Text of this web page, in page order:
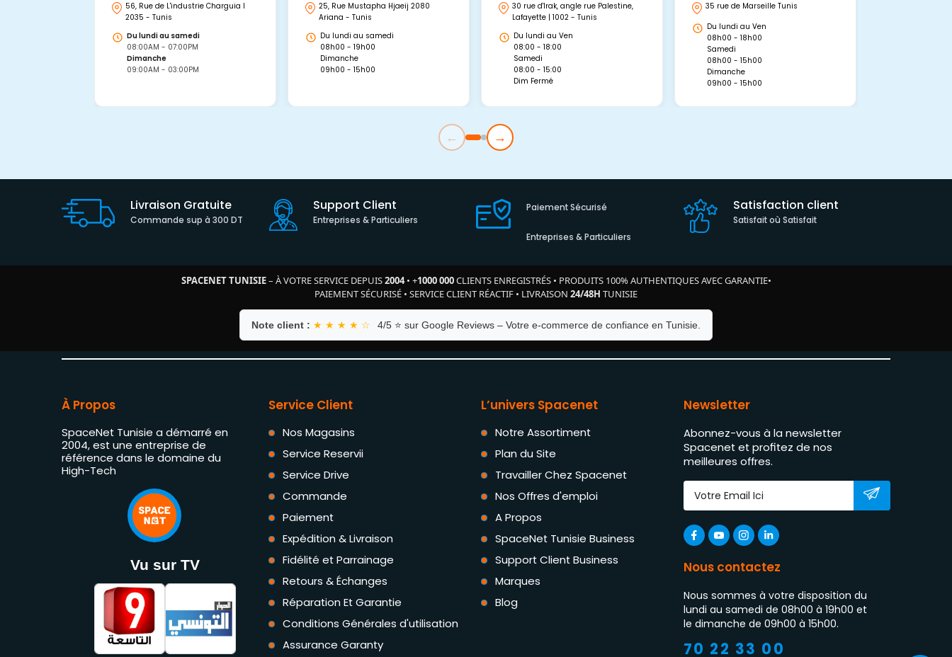
56, Rue de L'industrie Charguia I
2035 - Tunis
Du lundi au samedi
08:00AM - 07:00PM
Dimanche
09:00AM - 03:00PM
25, Rue Mustapha Hjaeij 2080
Ariana - Tunis
Du lundi au samedi
08h00 - 19h00
Dimanche
09h00 - 15h00
30 rue d'Irak, angle rue Palestine,
Lafayette | 1002 - Tunis
Du lundi au Ven
08:00 - 18:00
Samedi
08:00 - 15:00
Dim Fermé
35 rue de Marseille Tunis
Du lundi au Ven
08h00 - 18h00
Samedi
08h00 - 15h00
Dimanche
09h00 - 15h00
← →
Livraison Gratuite
Commande sup à 300 DT
Support Client
Entreprises & Particuliers
Paiement Sécurisé
Entreprises & Particuliers
Satisfaction client
Satisfait où Satisfait
SPACENET TUNISIE– À VOTRE SERVICE DEPUIS2004• +1000 000CLIENTS ENREGISTRÉS• PRODUITS 100% AUTHENTIQUES AVEC GARANTIE•
PAIEMENT SÉCURISÉ • SERVICE CLIENT RÉACTIF • LIVRAISON 24/48H TUNISIE
Note client : ★ ★ ★ ★ ☆ 4/5 ⭐ sur Google Reviews – Votre e-commerce de confiance en Tunisie.
À Propos
SpaceNet Tunisie a démarré en
2004, est une entreprise de
référence dans le domaine du
High-Tech
Vu sur TV
Service Client
Nos Magasins
Service Reservii
Service Drive
Commande
Paiement
Expédition & Livraison
Fidélité et Parrainage
Retours & Échanges
Réparation Et Garantie
Conditions Générales d'utilisation
Assurance Garanty
L’univers Spacenet
Notre Assortiment
Plan du Site
Travailler Chez Spacenet
Nos Offres d'emploi
A Propos
SpaceNet Tunisie Business
Support Client Business
Marques
Blog
Newsletter
Abonnez-vous à la newsletter
Spacenet et profitez de nos
meilleures offres.
Nous contactez
Nous sommes à votre disposition du
lundi au samedi de 08h00 à 19h00 et
le dimanche de 09h00 à 15h00.
70 22 33 00